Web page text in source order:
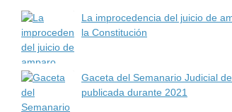
La improcedencia del juicio de
la Constitución
Gaceta del Semanario Judicial
publicada durante 2021